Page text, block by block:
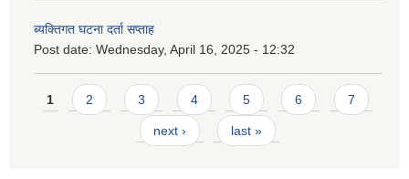
ब्यक्तिगत घटना दर्ता सप्ताह
Post date: Wednesday, April 16, 2025 - 12:32
Pages
1 2 3 4 5 6 7
next › last »